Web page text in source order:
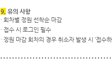
9. 유의 사항
· 회차별 정원 선착순 마감
· 접수 시 로그인 필수
· 정원 마감 회차의 경우 취소자 발생 시 ‘접수